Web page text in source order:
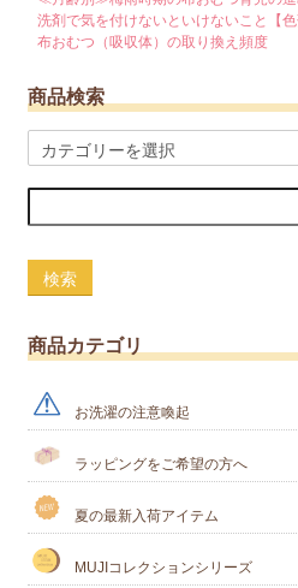
洗剤で気を付けないといけないこと【色
布おむつ（吸収体）の取り換え頻度
商品検索
検索
商品カテゴリ
お洗濯の注意喚起
ラッピングをご希望の方へ
夏の最新入荷アイテム
MUJIコレクションシリーズ